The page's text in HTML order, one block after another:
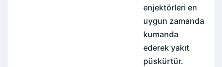
enjektörleri en
uygun zamanda
kumanda
ederek yakıt
püskürtür.